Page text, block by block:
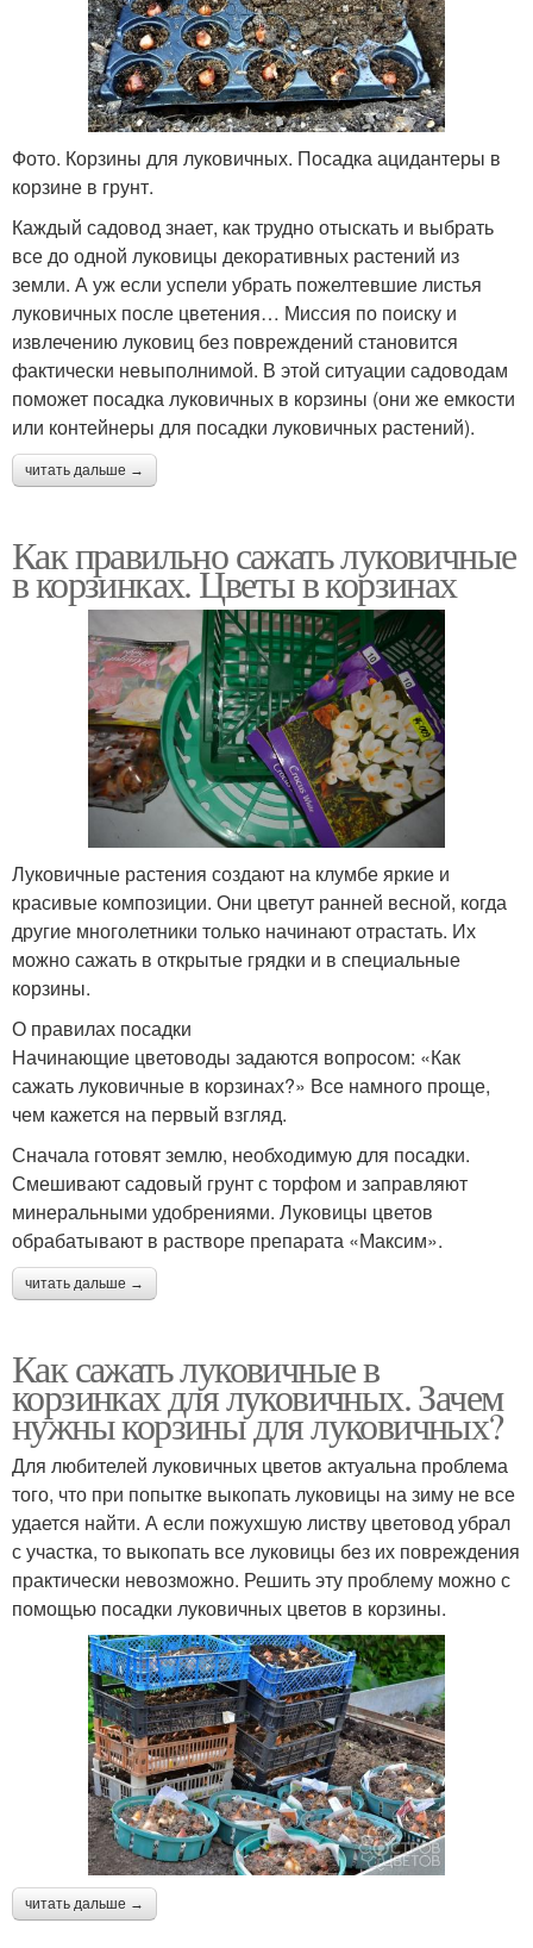
Фото. Корзины для луковичных. Посадка ацидантеры в
корзине в грунт.
Каждый садовод знает, как трудно отыскать и выбрать
все до одной луковицы декоративных растений из
земли. А уж если успели убрать пожелтевшие листья
луковичных после цветения… Миссия по поиску и
извлечению луковиц без повреждений становится
фактически невыполнимой. В этой ситуации садоводам
поможет посадка луковичных в корзины (они же емкости
или контейнеры для посадки луковичных растений).
читать дальше →
Как правильно сажать луковичные
в корзинках. Цветы в корзинах
Луковичные растения создают на клумбе яркие и
красивые композиции. Они цветут ранней весной, когда
другие многолетники только начинают отрастать. Их
можно сажать в открытые грядки и в специальные
корзины.
О правилах посадки
Начинающие цветоводы задаются вопросом: «Как
сажать луковичные в корзинах?» Все намного проще,
чем кажется на первый взгляд.
Сначала готовят землю, необходимую для посадки.
Смешивают садовый грунт с торфом и заправляют
минеральными удобрениями. Луковицы цветов
обрабатывают в растворе препарата «Максим».
читать дальше →
Как сажать луковичные в
корзинках для луковичных. Зачем
нужны корзины для луковичных?
Для любителей луковичных цветов актуальна проблема
того, что при попытке выкопать луковицы на зиму не все
удается найти. А если пожухшую листву цветовод убрал
с участка, то выкопать все луковицы без их повреждения
практически невозможно. Решить эту проблему можно с
помощью посадки луковичных цветов в корзины.
читать дальше →